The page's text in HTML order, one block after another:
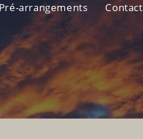
Pré-arrangements Contact